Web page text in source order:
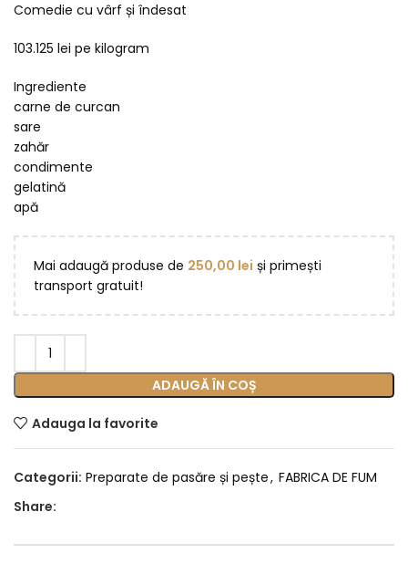
Comedie cu vârf și îndesat
103.125 lei pe kilogram
Ingrediente
carne de curcan
sare
zahăr
condimente
gelatină
apă
Mai adaugă produse de 250,00 lei și primești
transport gratuit!
ADAUGĂ ÎN COȘ
Adauga la favorite
Categorii: Preparate de pasăre și pește, FABRICA DE FUM
Share: